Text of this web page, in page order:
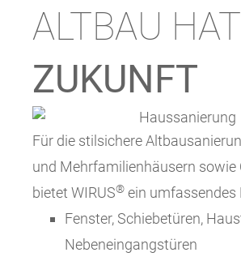
ALTBAU HAT
ZUKUNFT
Für die stilsichere
und Mehrfamilienhäusern sowie
bietet WIRUS® ein umfassendes
Fenster, Schiebetüren,
Nebeneingangstüren